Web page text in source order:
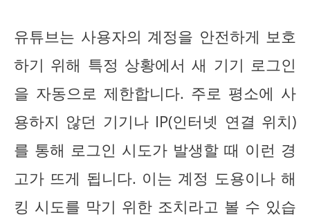
유튜브는 사용자의 계정을 안전하게 보호
하기 위해 특정 상황에서 새 기기 로그인
을 자동으로 제한합니다. 주로 평소에 사
용하지 않던 기기나 IP(인터넷 연결 위치)
를 통해 로그인 시도가 발생할 때 이런 경
고가 뜨게 됩니다. 이는 계정 도용이나 해
킹 시도를 막기 위한 조치라고 볼 수 있습